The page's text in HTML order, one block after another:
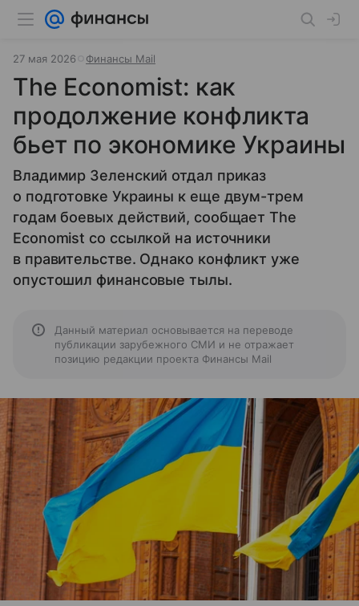
27 мая 2026 Финансы Mail
The Economist: как
продолжение конфликта
бьет по экономике Украины
Владимир Зеленский отдал приказ
о подготовке Украины к еще двум-трем
годам боевых действий, сообщает The
Economist со ссылкой на источники
в правительстве. Однако конфликт уже
опустошил финансовые тылы.
Данный материал основывается на переводе
публикации зарубежного СМИ и не отражает
позицию редакции проекта Финансы Mail